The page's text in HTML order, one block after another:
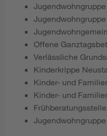
Jugendwohngruppe
Offene
Verlässliche
Kinderkrippe
Kinder- und
Kinder- und